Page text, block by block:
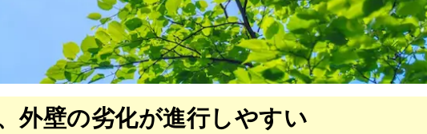
外壁の劣化が進行しやすい